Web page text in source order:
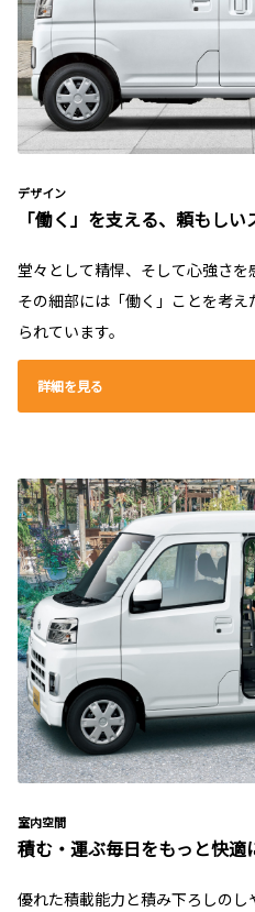
デザイン
「働く」を支える、頼もしい
堂々として精悍、そして心強さを
その細部には「働く」ことを考
られています。
詳細を見る
室内空間
積む・運ぶ毎日をもっと快適
優れた積載能力と積み下ろしのし